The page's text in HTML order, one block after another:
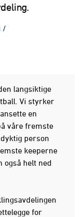
/
langsiktige
Vi styrker
en
våre fremste
person
keeperne
også helt ned
for